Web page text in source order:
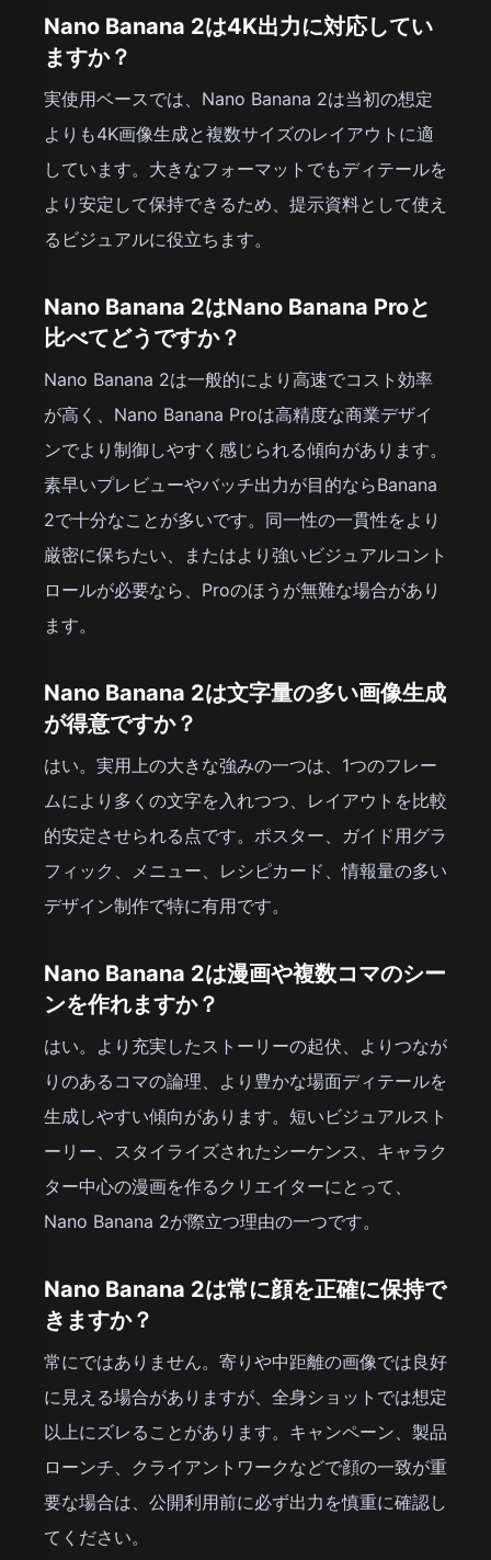
Nano Banana 2は4K出力に対応してい
ますか？
実使用ベースでは、Nano Banana 2は当初の想定
よりも4K画像生成と複数サイズのレイアウトに適
しています。大きなフォーマットでもディテールを
より安定して保持できるため、提示資料として使え
るビジュアルに役立ちます。
Nano Banana 2はNano Banana Proと
比べてどうですか？
Nano Banana 2は一般的により高速でコスト効率
が高く、Nano Banana Proは高精度な商業デザイ
ンでより制御しやすく感じられる傾向があります。
素早いプレビューやバッチ出力が目的ならBanana
2で十分なことが多いです。同一性の一貫性をより
厳密に保ちたい、またはより強いビジュアルコント
ロールが必要なら、Proのほうが無難な場合があり
ます。
Nano Banana 2は文字量の多い画像生成
が得意ですか？
はい。実用上の大きな強みの一つは、1つのフレー
ムにより多くの文字を入れつつ、レイアウトを比較
的安定させられる点です。ポスター、ガイド用グラ
フィック、メニュー、レシピカード、情報量の多い
デザイン制作で特に有用です。
Nano Banana 2は漫画や複数コマのシー
ンを作れますか？
はい。より充実したストーリーの起伏、よりつなが
りのあるコマの論理、より豊かな場面ディテールを
生成しやすい傾向があります。短いビジュアルスト
ーリー、スタイライズされたシーケンス、キャラク
ター中心の漫画を作るクリエイターにとって、
Nano Banana 2が際立つ理由の一つです。
Nano Banana 2は常に顔を正確に保持で
きますか？
常にではありません。寄りや中距離の画像では良好
に見える場合がありますが、全身ショットでは想定
以上にズレることがあります。キャンペーン、製品
ローンチ、クライアントワークなどで顔の一致が重
要な場合は、公開利用前に必ず出力を慎重に確認し
てください。